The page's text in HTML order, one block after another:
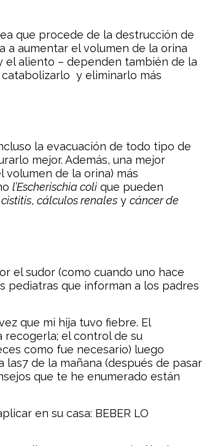
que procede de la destrucción de
a aumentar el volumen de la orina
el aliento – dependen también de la
catabolizarlo y eliminarlo más
la evacuación de todo tipo de
mejor. Además, una mejor
volumen de la orina) más
l’Escherischia coli que pueden
cistitis, cálculos renales y cáncer de
el sudor (como cuando uno hace
pediatras que informan a los padres
que mi hija tuvo fiebre. El
recogerla; el control de su
como fue necesario) luego
las7 de la mañana (después de pasar
que te he enumerado están
en su casa: BEBER LO